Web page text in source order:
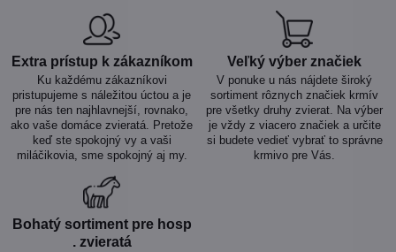
Extra prístup k zákazníkom
Ku každému zákazníkovi
pristupujeme s náležitou úctou a je
pre nás ten najhlavnejší, rovnako,
ako vaše domáce zvieratá. Pretože
keď ste spokojný vy a vaši
miláčikovia, sme spokojný aj my.
Veľký výber značiek
V ponuke u nás nájdete široký
sortiment rôznych značiek krmív
pre všetky druhy zvierat. Na výber
je vždy z viacero značiek a určite
si budete vedieť vybrať to správne
krmivo pre Vás.
Bohatý sortiment pre hosp​
. zvieratá